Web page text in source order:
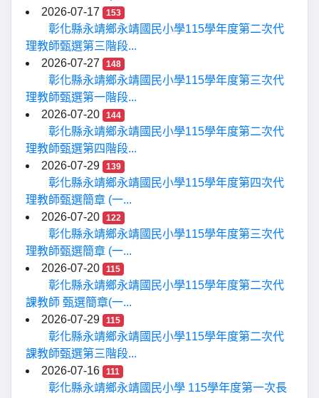
2026-07-17
153
彰化縣永靖鄉永靖國民小學115學年度第二次代
理教師甄選第三階段...
2026-07-27
148
彰化縣永靖鄉永靖國民小學115學年度第三次代
理教師甄選第一階段...
2026-07-20
144
彰化縣永靖鄉永靖國民小學115學年度第二次代
理教師甄選第四階段...
2026-07-29
139
彰化縣永靖鄉永靖國民小學115學年度第四次代
理教師甄選簡章 (一...
2026-07-20
122
彰化縣永靖鄉永靖國民小學115學年度第三次代
理教師甄選簡章 (一...
2026-07-20
115
彰化縣永靖鄉永靖國民小學115學年度第二次代
課教師 甄選簡章(一...
2026-07-29
115
彰化縣永靖鄉永靖國民小學115學年度第二次代
課教師甄選第三階段...
2026-07-16
111
彰化縣永靖鄉永靖國民小學 115學年度第一次長